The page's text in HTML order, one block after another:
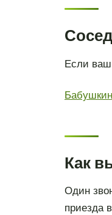
Если
Как
Один
приезда